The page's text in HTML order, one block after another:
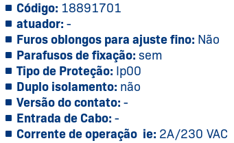
Código: 18891701
atuador: -
Furos oblongos para ajuste fino: Não
Parafusos de fixação: sem
Tipo de Proteção: Ip00
Duplo isolamento: não
Versão do contato: -
Entrada de Cabo: -
Corrente de operação ie: 2A/230 VAC